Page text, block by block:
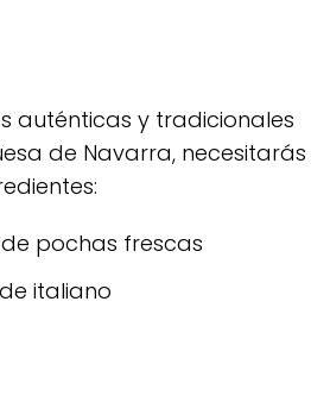
auténticas y tradicionales
de Navarra, necesitarás
pochas frescas
italiano